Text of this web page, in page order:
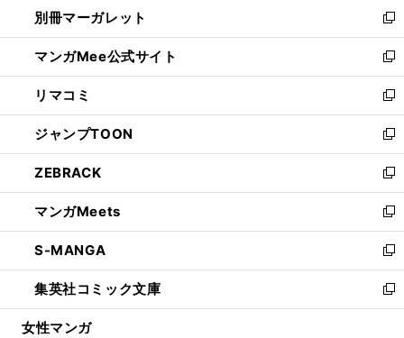
く
で
開
く
ィ
ン
ド
ウ
で
開
く
い
ウ
ィ
ン
ド
ウ
で
開
く
別冊マーガレット
新
し
い
ウ
ィ
ン
ド
ウ
で
開
く
マンガMee公式サイト
新
し
い
ウ
ィ
ン
ド
ウ
で
開
く
リマコミ
新
し
い
ウ
ィ
ン
ド
ウ
で
開
く
ジャンプTOON
新
し
い
ウ
ィ
ン
ド
ウ
で
開
ZEBRACK
新
し
い
ウ
ィ
ン
ド
ウ
マンガMeets
新
し
い
ウ
ィ
ン
S-MANGA
新
し
い
ウ
集英社コミック文庫
新
し
女性マンガ